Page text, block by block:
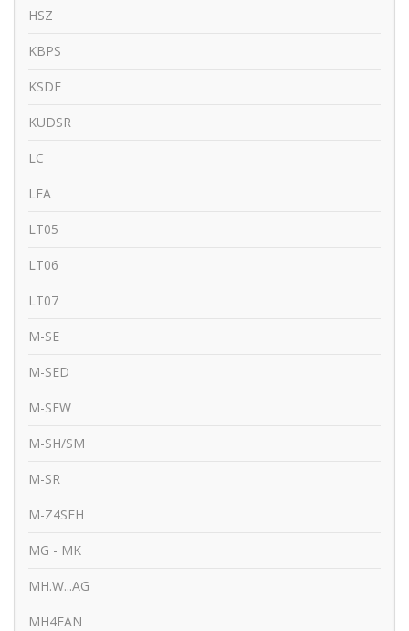
HSZ
KBPS
KSDE
KUDSR
LC
LFA
LT05
LT06
LT07
M-SE
M-SED
M-SEW
M-SH/SM
M-SR
M-Z4SEH
MG - MK
MH.W...AG
MH4FAN